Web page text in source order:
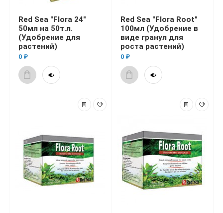
Red Sea "Flora 24"
50мл на 50т.л.
(Удобрение для
растений)
0 ₽
Red Sea "Flora Root"
100мл (Удобрение в
виде гранул для
роста растений)
0 ₽